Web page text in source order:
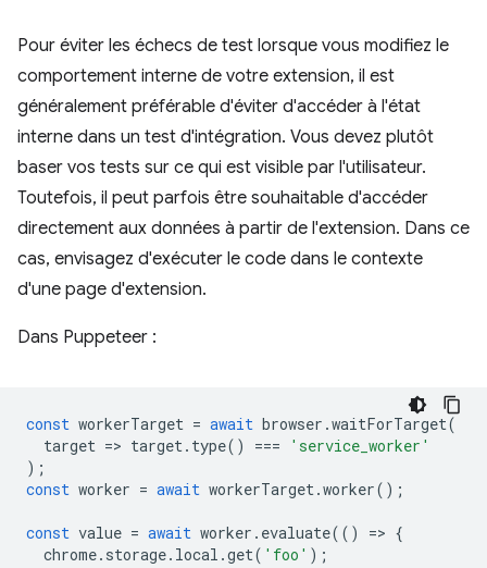
Pour éviter les échecs de test lorsque vous modifiez le
comportement interne de votre extension, il est
généralement préférable d'éviter d'accéder à l'état
interne dans un test d'intégration. Vous devez plutôt
baser vos tests sur ce qui est visible par l'utilisateur.
Toutefois, il peut parfois être souhaitable d'accéder
directement aux données à partir de l'extension. Dans ce
cas, envisagez d'exécuter le code dans le contexte
d'une page d'extension.
Dans Puppeteer :
const workerTarget = await browser .waitForTarget(
target => target. type() ===
'service_worker'
);
const worker = await workerTarget.worker();
const value = await worker . evaluate(() => {
chrome. storage. local .get( 'foo' );